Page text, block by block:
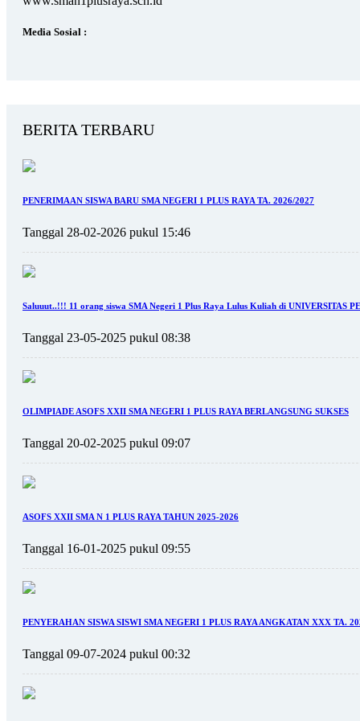
Media Sosial :
BERITA TERBARU
PENERIMAAN SISWA BARU SMA NEGERI 1 PLUS RAYA TA. 2026/2027
Tanggal 28-02-2026 pukul 15:46
Saluuut..!!! 11 orang siswa SMA Negeri 1 Plus Raya Lulus Kuliah di UNIVERSITAS
Tanggal 23-05-2025 pukul 08:38
OLIMPIADE ASOFS XXII SMA NEGERI 1 PLUS RAYA BERLANGSUNG SUKSES
Tanggal 20-02-2025 pukul 09:07
ASOFS XXII SMA N 1 PLUS RAYA TAHUN 2025-2026
Tanggal 16-01-2025 pukul 09:55
PENYERAHAN SISWA SISWI SMA NEGERI 1 PLUS RAYA ANGKATAN XXX TA.
Tanggal 09-07-2024 pukul 00:32